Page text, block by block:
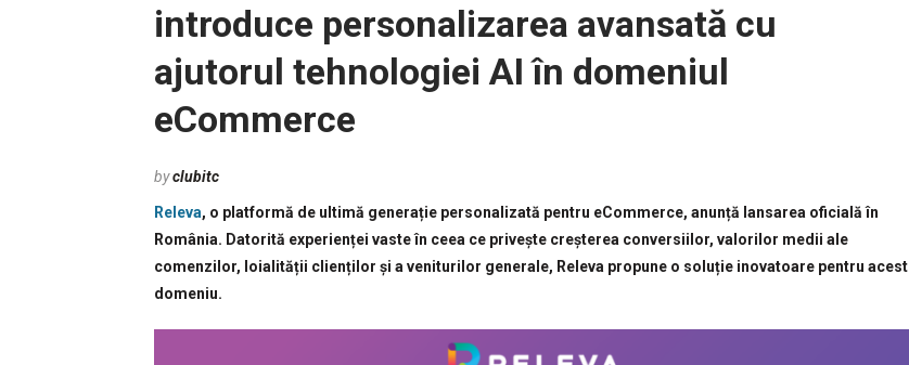
introduce personalizarea avansată cu
ajutorul tehnologiei AI în domeniul
eCommerce
byclubitc
Releva, o platformă de ultimă generație personalizată pentru eCommerce, anunță lansarea oficială în
România. Datorită experienței vaste în ceea ce privește creșterea conversiilor, valorilor medii ale
comenzilor, loialității clienților și a veniturilor generale, Releva propune o soluție inovatoare pentru acest
domeniu.